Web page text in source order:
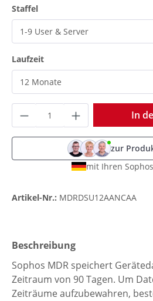
Staffelauswählen
Laufzeitauswählen
Produkt Anzahl: Gib
In
zur
mit Ihren
Artikel-Nr.: MDRDSU12AANCAA
Beschreibung
Sophos MDR speichert
Zeitraum von 90 Tagen. Um
Zeiträume aufzubewahren,